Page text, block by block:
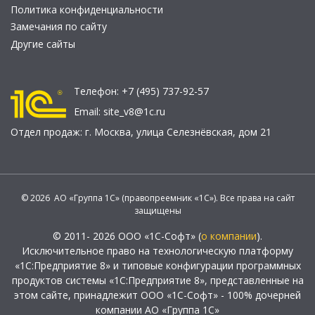
Политика конфиденциальности
Замечания по сайту
Другие сайты
Телефон: +7 (495) 737-92-57
Email: site_v8@1c.ru
Отдел продаж: г. Москва, улица Селезнёвская, дом 21
© 2026 АО «Группа 1С» (правопреемник «1С»). Все права на сайт
защищены
© 2011- 2026 ООО «1С-Софт» (о компании).
Исключительное право на технологическую платформу
«1С:Предприятие 8» и типовые конфигурации программных
продуктов системы «1С:Предприятие 8», представленные на
этом сайте, принадлежит ООО «1С-Софт» - 100% дочерней
компании АО «Группа 1С»